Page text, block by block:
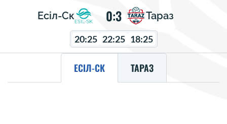
Есіл-Ск 0:3 Тараз
20:25 22:25 18:25
ЕСІЛ-СК ТАРАЗ